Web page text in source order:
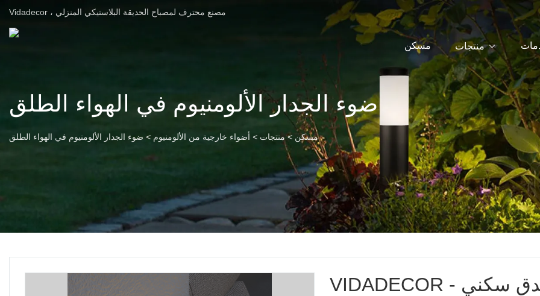
Vidadecor ، مصنع محترف لمصباح الحديقة البلاستيكي المنزلي
مسكن منتجات
ضوء الجدار الألومنيوم في الهواء الطلق
مسكن > منتجات > أضواء خارجية من الألومنيوم > ضوء الجدار الألومنيوم في الهواء الطلق
VIDADECOR - فندق سكني